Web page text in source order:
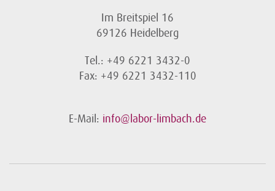
Im Breitspiel 16
69126 Heidelberg
Tel.: +49 6221 3432-0
Fax: +49 6221 3432-110
E-Mail: info@labor-limbach.de